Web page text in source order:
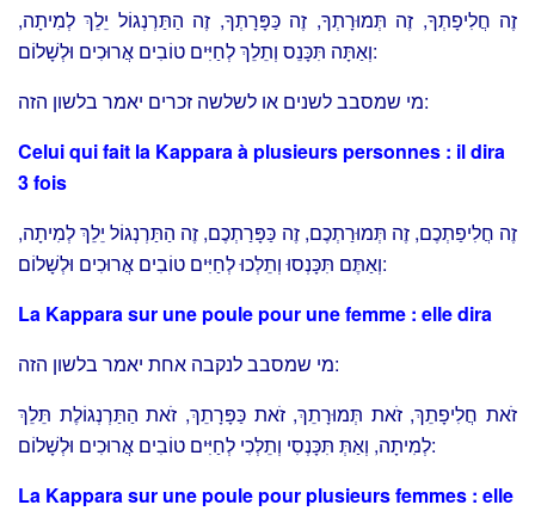
זֶה חֲלִיפָתְךָ, זֶה תְּמוּרָתְךָ, זֶה כַּפָּרָתְךָ, זֶה הַתַּרְנְגוֹל יֵלֵךְ לְמִיתָה,
וְאַתָּה תִּכָּנֵס וְתֵלֵךְ לְחַיִּים טוֹבִים אֲרוּכִים וּלְשָׁלוֹם:
מי שמסבב לשנים או לשלשה זכרים יאמר בלשון הזה:
Celui qui fait la Kappara à plusieurs personnes : il dira
3 fois
זֶה חֲלִיפַתְכֶם, זֶה תְּמוּרַתְכֶם, זֶה כַּפָּרַתְכֶם, זֶה הַתַּרְנְגוֹל יֵלֵךְ לְמִיתָה,
וְאַתֶּם תִּכָּנְסוּ וְתֵלְכוּ לְחַיִּים טוֹבִים אֲרוּכִים וּלְשָׁלוֹם:
La Kappara sur une poule pour une femme : elle dira
מי שמסבב לנקבה אחת יאמר בלשון הזה:
זֹאת חֲלִיפָתֵךְ, זֹאת תְּמוּרָתֵךְ, זֹאת כַּפָּרָתֵךְ, זֹאת הַתַּרְנְגוֹלֶת תֵּלֵךְ
לְמִיתָה, וְאַתְּ תִּכָּנְסִי וְתֵלְכִי לְחַיִּים טוֹבִים אֲרוּכִים וּלְשָׁלוֹם:
La Kappara sur une poule pour plusieurs femmes : elle